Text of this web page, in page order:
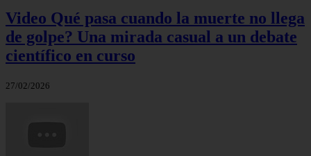
Video Qué pasa cuando la muerte no llega
de golpe? Una mirada casual a un debate
científico en curso
27/02/2026